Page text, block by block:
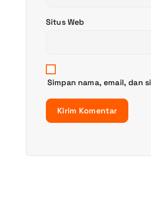
Situs Web
Simpan nama, email, dan